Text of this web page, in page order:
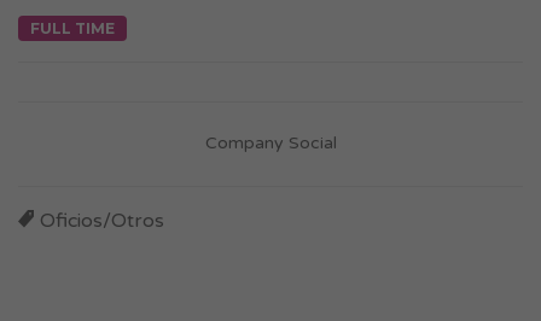
FULL TIME
Company Social
Oficios/Otros